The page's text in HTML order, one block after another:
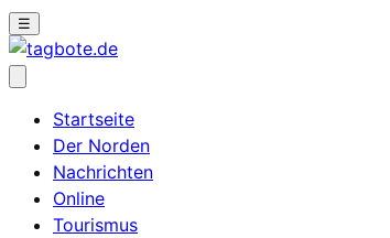
☰
Startseite
Der Norden
Nachrichten
Online
Tourismus